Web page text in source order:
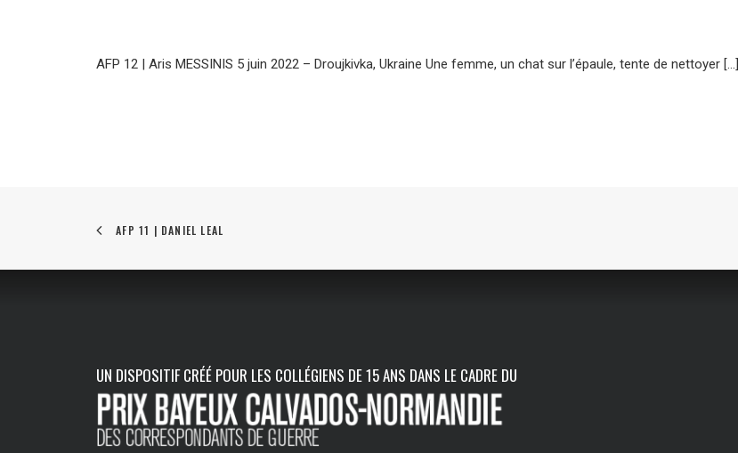
AFP 12 | Aris MESSINIS 5 juin 2022 – Droujkivka, Ukraine Une femme, un chat sur l’épaule, tente de nettoyer […]
AFP 11 | DANIEL LEAL
UN DISPOSITIF CRÉÉ POUR LES COLLÉGIENS DE 15 ANS DANS LE CADRE DU